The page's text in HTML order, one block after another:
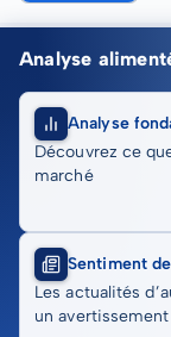
Analyse
Analyse
Découvrez ce
marché
Sentiment
Les actualités
un